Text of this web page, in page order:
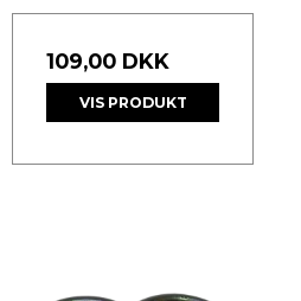
109,00 DKK
VIS PRODUKT